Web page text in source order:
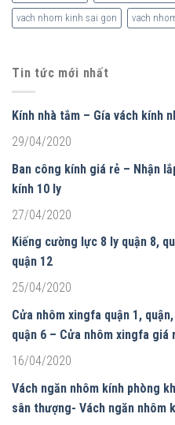
vach nhom kinh sai gon vach
Tin tức mới nhất
Kính nhà tắm – Gía vách kính
29/04/2020
Ban công kính giá rẻ – Nhận
kính 10 ly
27/04/2020
Kiếng cường lực 8 ly quận 8,
quận 12
25/04/2020
Cửa nhôm xingfa quận 1,
quận 6 – Cửa nhôm xingfa giá
16/04/2020
Vách ngăn nhôm kính phòng
sân thượng- Vách ngăn nhôm